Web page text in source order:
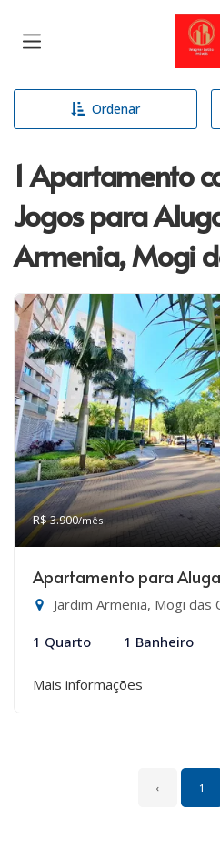
Ordenar
1 Apartamento
Jogos para
Armenia, Mogi
R$ 3.900/mês
Apartamento para
Jardim Armenia, Mogi das
1 Quarto 1 Banheiro
Mais informações
‹ 1